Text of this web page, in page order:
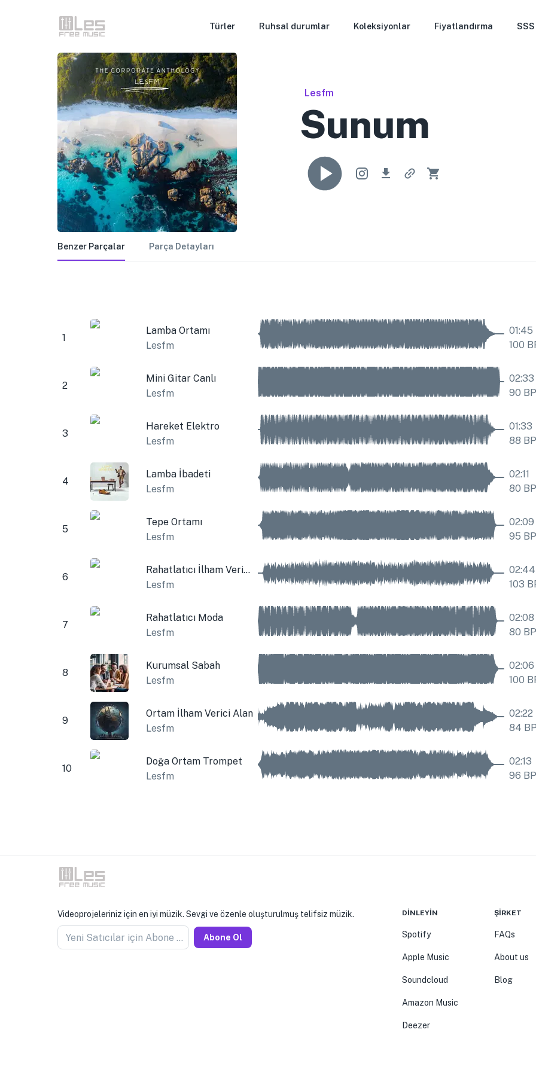
Türler Ruhsal durumlar Koleksiyonlar Fiyatlandırma SSS
Lesfm
Sunum
Benzer Parçalar Parça Detayları
1
Lamba Ortamı
Lesfm
01:45
100
2
Mini Gitar Canlı
Lesfm
02:33
90
3
Hareket Elektro
Lesfm
01:33
88
4
Lamba İbadeti
Lesfm
02:11
80
5
Tepe Ortamı
Lesfm
02:09
95
6
Rahatlatıcı İlham Verici Sinematik Müzik
Lesfm
02:44
103
7
Rahatlatıcı Moda
Lesfm
02:08
80
8
Kurumsal Sabah
Lesfm
02:06
100
9
Ortam İlham Verici Alan
Lesfm
02:22
84
10
Doğa Ortam Trompet
Lesfm
02:13
96
Videoprojeleriniz için en iyi müzik. Sevgi ve özenle oluşturulmuş telifsiz müzik.
Yeni Satıcılar için Abone Olun Abone Ol
DINLEYIN
Spotify
Apple Music
Soundcloud
Amazon Music
Deezer
ŞIRKET
FAQs
About us
Blog